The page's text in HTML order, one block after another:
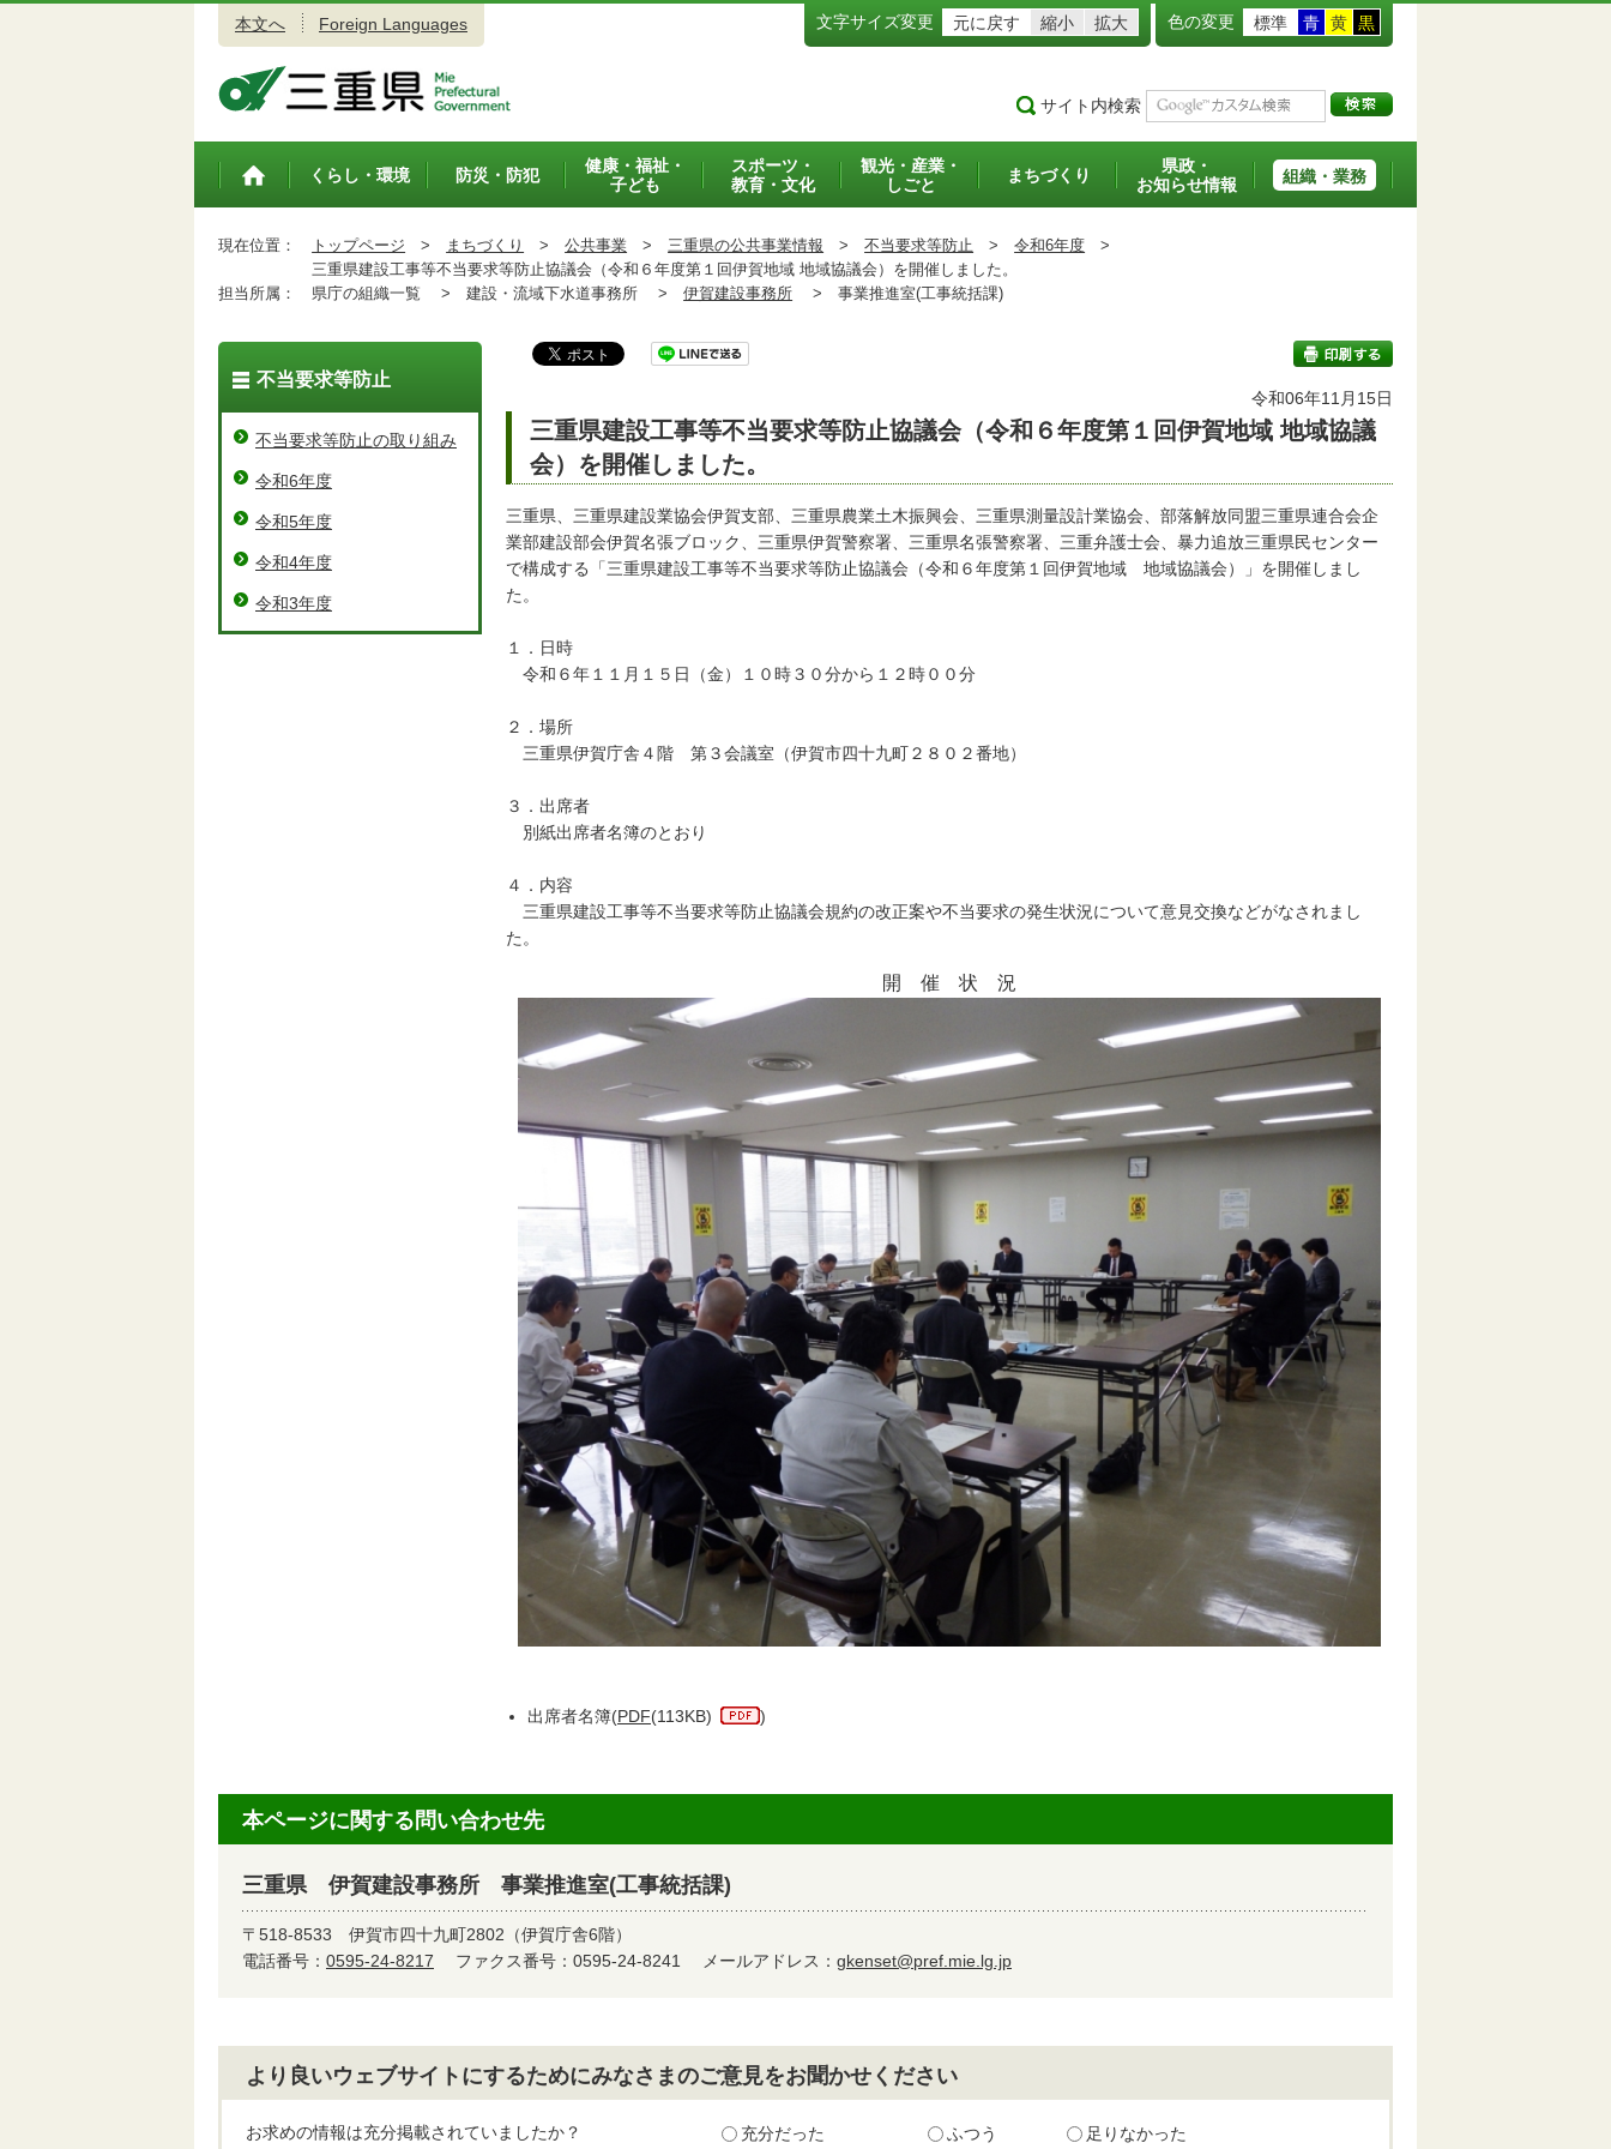
本文へ Foreign Languages 文字サイズ変更 元に戻す 縮小 拡大 色の変更 標準 青 黄 黒
サイト内検索
トップペ
くらし・環境 防災・防犯
健康・福祉・
子ども
スポーツ・
教育・文化
観光・産業・
しごと
まちづくり
県政・
お知らせ情報
組織・業務
現在位置： トップページ > まちづくり > 公共事業 > 三重県の公共事業情報 > 不当要求等防止 > 令和6年度 >
三重県建設工事等不当要求等防止協議会（令和６年度第１回伊賀地域 地域協議会）を開催しました。
担当所属：
県庁の組織一覧 > 建設・流域下水道事務所 > 伊賀建設事務所 > 事業推進室(工事統括課)
令和06年11月15日
三重県建設工事等不当要求等防止協議会（令和６年度第１回伊賀地域 地域協議
会）を開催しました。
三重県、三重県建設業協会伊賀支部、三重県農業土木振興会、三重県測量設計業協会、部落解放同盟三重県連合会企
業部建設部会伊賀名張ブロック、三重県伊賀警察署、三重県名張警察署、三重弁護士会、暴力追放三重県民センター
で構成する「三重県建設工事等不当要求等防止協議会（令和６年度第１回伊賀地域 地域協議会）」を開催しまし
た。
１．日時
令和６年１１月１５日（金）１０時３０分から１２時００分
２．場所
三重県伊賀庁舎４階 第３会議室（伊賀市四十九町２８０２番地）
３．出席者
別紙出席者名簿のとおり
４．内容
三重県建設工事等不当要求等防止協議会規約の改正案や不当要求の発生状況について意見交換などがなされまし
た。
開 催 状 況
出席者名簿(PDF(113KB) )
不当要求等防止
不当要求等防止の取り組み
令和6年度
令和5年度
令和4年度
令和3年度
本ページに関する問い合わせ先
三重県 伊賀建設事務所 事業推進室(工事統括課)
〒518-8533 伊賀市四十九町2802（伊賀庁舎6階）
電話番号： 0595-24-8217 ファクス番号：0595-24-8241 メールアドレス： gkenset@pref.mie.lg.jp
より良いウェブサイトにするためにみなさまのご意見をお聞かせください
お求めの情報は充分掲載されていましたか？ 充分だった ふつう 足りなかった